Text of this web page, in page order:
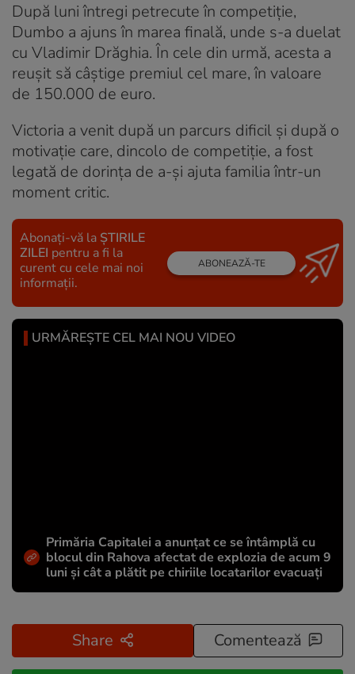
După luni întregi petrecute în competiție,
Dumbo a ajuns în marea finală, unde s-a duelat
cu Vladimir Drăghia. În cele din urmă, acesta a
reușit să câștige premiul cel mare, în valoare
de 150.000 de euro.
Victoria a venit după un parcurs dificil și după o
motivație care, dincolo de competiție, a fost
legată de dorința de a-și ajuta familia într-un
moment critic.
Abonați-vă la ȘTIRILE
ZILEI pentru a fi la
curent cu cele mai noi
informații.
ABONEAZĂ-TE
URMĂREȘTE CEL MAI NOU VIDEO
Primăria Capitalei a anunțat ce se întâmplă cu
blocul din Rahova afectat de explozia de acum 9
luni și cât a plătit pe chiriile locatarilor evacuați
Share Comentează